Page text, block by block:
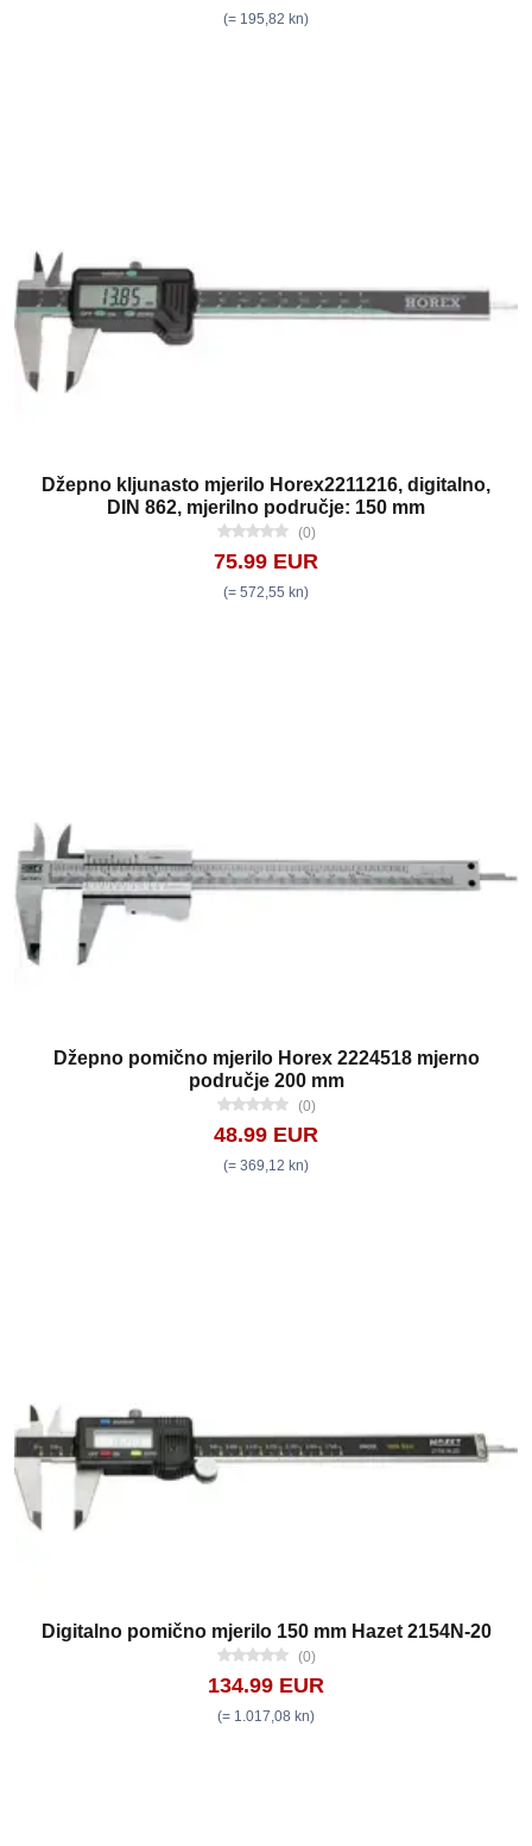
(= 195,82 kn)
Džepno kljunasto mjerilo Horex2211216, digitalno,
DIN 862, mjerilno područje: 150 mm
(0)
75.99 EUR
(= 572,55 kn)
Džepno pomično mjerilo Horex 2224518 mjerno
područje 200 mm
(0)
48.99 EUR
(= 369,12 kn)
Digitalno pomično mjerilo 150 mm Hazet 2154N-20
(0)
134.99 EUR
(= 1.017,08 kn)